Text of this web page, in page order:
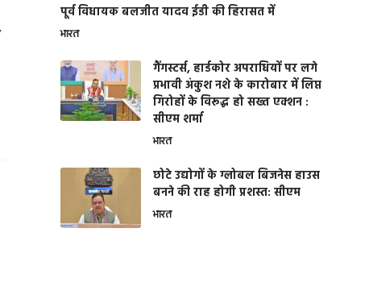
पूर्व विधायक बलजीत यादव ईडी की हिरासत में
भारत
गैंगस्टर्स, हार्डकोर अपराधियों पर लगे
प्रभावी अंकुश नशे के कारोबार में लिप्त
गिरोहों के विरूद्ध हो सख्त एक्शन :
सीएम शर्मा
भारत
छोटे उद्योगों के ग्लोबल बिजनेस हाउस
बनने की राह होगी प्रशस्त: सीएम
भारत